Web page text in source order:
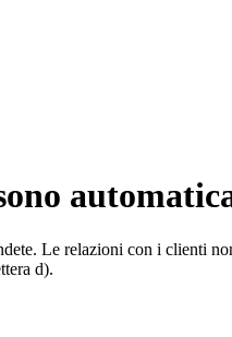
Le relazioni con i clienti
d).